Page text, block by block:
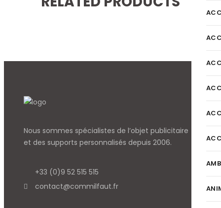
Nous sommes spécialistes de l’objet publicitaire
et des supports personnalisés depuis 2006.
+33 (0)9 52 515 515
contact@commilfaut.fr